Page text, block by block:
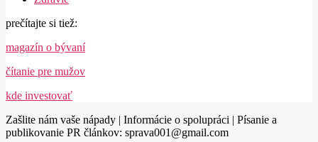
prečítajte si tiež:
magazín o bývaní
čítanie pre mužov
kde investovať
Zašlite nám vaše nápady | Informácie o spolupráci | Písanie a
publikovanie PR článkov: sprava001@gmail.com